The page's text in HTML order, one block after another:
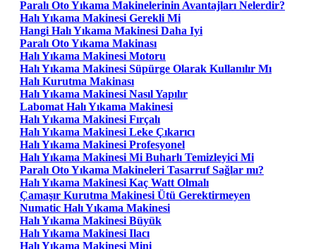
Paralı Oto Yıkama Makinelerinin Avantajları Nelerdir?
Halı Yıkama Makinesi Gerekli Mi
Hangi Halı Yıkama Makinesi Daha Iyi
Paralı Oto Yıkama Makinası
Halı Yıkama Makinesi Motoru
Halı Yıkama Makinesi Süpürge Olarak Kullanılır Mı
Halı Kurutma Makinası
Halı Yıkama Makinesi Nasıl Yapılır
Labomat Halı Yıkama Makinesi
Halı Yıkama Makinesi Fırçalı
Halı Yıkama Makinesi Leke Çıkarıcı
Halı Yıkama Makinesi Profesyonel
Halı Yıkama Makinesi Mi Buharlı Temizleyici Mi
Paralı Oto Yıkama Makineleri Tasarruf Sağlar mı?
Halı Yıkama Makinesi Kaç Watt Olmalı
Çamaşır Kurutma Makinesi Ütü Gerektirmeyen
Numatic Halı Yıkama Makinesi
Halı Yıkama Makinesi Büyük
Halı Yıkama Makinesi Ilacı
Halı Yıkama Makinesi Mini